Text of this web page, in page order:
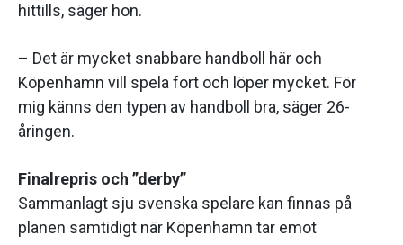
hittills, säger hon.
– Det är mycket snabbare handboll här och
Köpenhamn vill spela fort och löper mycket. För
mig känns den typen av handboll bra, säger 26-
åringen.
Finalrepris och ”derby”
Sammanlagt sju svenska spelare kan finnas på
planen samtidigt när Köpenhamn tar emot